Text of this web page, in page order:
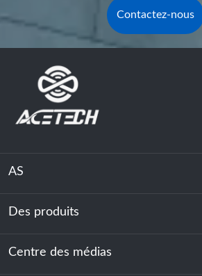
Contactez-nous
AS
À propos de nous
Durabilité
Des produits
Stockage d'énergie
Centre des médias